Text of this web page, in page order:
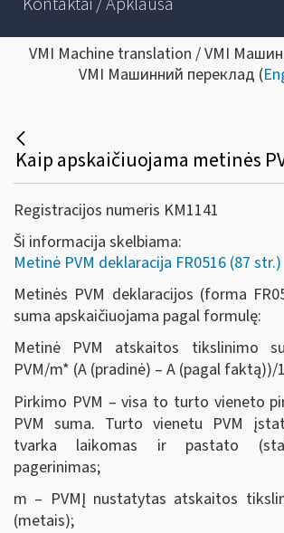
VMI Machine translation / VMI
VMI Машинний переклад (
Registracijos numeris KM1141
Ši informacija skelbiama:
Metinė PVM deklaracija FR0516 (87 str.)
Metinės PVM deklaracijos (forma
suma apskaičiuojama pagal formulę:
Metinė PVM atskaitos tikslinimo
PVM/m* (A (pradinė) – A (pagal faktą))/
Pirkimo PVM – visa to turto vieneto
PVM suma. Turto vienetu PVM
tvarka laikomas ir pastato
pagerinimas;
m – PVMĮ nustatytas atskaitos
(metais);